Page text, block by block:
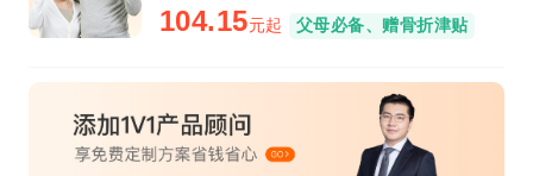
104.15元起 父母必备、赠骨折津贴